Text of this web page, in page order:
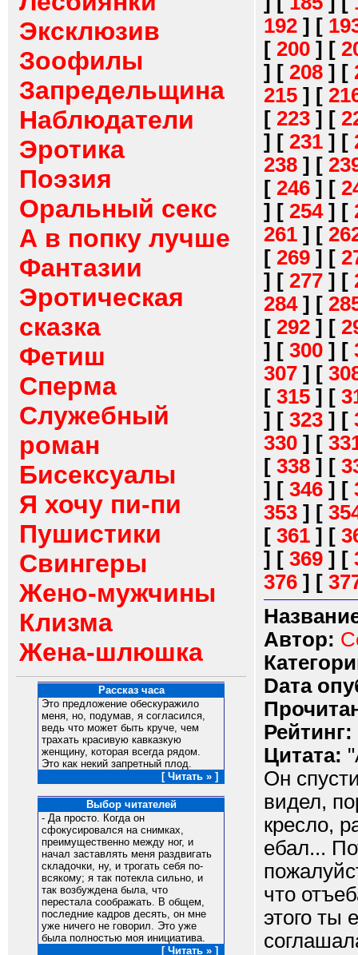
Эксклюзив
Зоофилы
Запредельщина
Наблюдатели
Эротика
Поэзия
Оральный секс
А в попку лучше
Фантазии
Эротическая
сказка
Фетиш
Сперма
Служебный
роман
Бисексуалы
Я хочу пи-пи
Пушистики
Свингеры
Жено-мужчины
Клизма
Жена-шлюшка
Рассказ часа
Это предложение обескуражило
меня, но, подумав, я согласился,
ведь что может быть круче, чем
трахать красивую кавказкую
женщину, которая всегда рядом.
Это как некий запретный плод.
[ Читать » ]
Выбор читателей
- Да просто. Когда он
сфокусировался на снимках,
преимущественно между ног, и
начал заставлять меня раздвигать
складочки, ну, и трогать себя по-
всякому; я так потекла сильно, и
так возбуждена была, что
перестала соображать. В общем,
последние кадров десять, он мне
уже ничего не говорил. Это уже
была полностью моя инициатива.
[ Читать » ]
192 ] [
[ 200 ] [
] [ 208 ] [
215 ] [
[ 223 ] [
] [ 231 ] [
238 ] [
[ 246 ] [
] [ 254] [
261 ] [
[ 269 ] [
] [ 277 ] [
284] [
[ 292 ] [
] [ 300 ] [
307 ] [
[ 315 ] [
] [ 323 ] [
330 ] [
[ 338 ] [
] [ 346 ] [
353 ] [
[ 361 ] [
] [ 369 ] [
376 ] [
Автор:
Dата
Рейтинг:
Цитата:
Он
видел,
кресло,
ебал...
что
этого ты